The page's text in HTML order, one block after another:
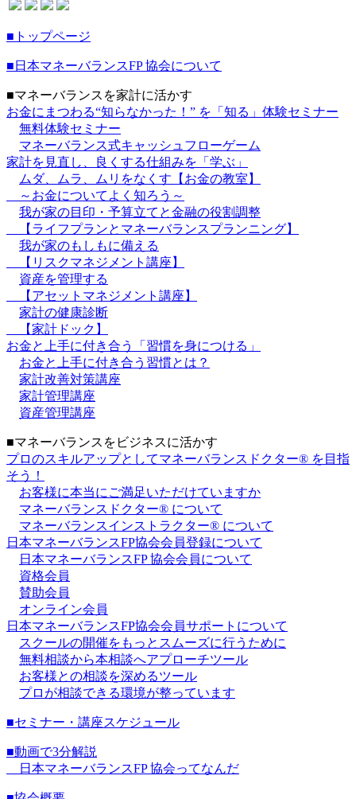
■トップページ
■日本マネーバランスFP 協会について
■マネーバランスを家計に活かす
お金にまつわる“知らなかった！” を「知る」体験セミナー
無料体験セミナー
マネーバランス式キャッシュフローゲーム
家計を見直し、良くする仕組みを「学ぶ」
ムダ、ムラ、ムリをなくす【お金の教室】
～お金についてよく知ろう～
我が家の目印・予算立てと金融の役割調整
【ライフプランとマネーバランスプランニング】
我が家のもしもに備える
【リスクマネジメント講座】
資産を管理する
【アセットマネジメント講座】
家計の健康診断
【家計ドック】
お金と上手に付き合う「習慣を身につける」
お金と上手に付き合う習慣とは？
家計改善対策講座
家計管理講座
資産管理講座
■マネーバランスをビジネスに活かす
プロのスキルアップとしてマネーバランスドクター® を目指
そう！
お客様に本当にご満足いただけていますか
マネーバランスドクター® について
マネーバランスインストラクター® について
日本マネーバランスFP協会会員登録について
日本マネーバランスFP 協会会員について
資格会員
賛助会員
オンライン会員
日本マネーバランスFP協会会員サポートについて
スクールの開催をもっとスムーズに行うために
無料相談から本相談へアプローチツール
お客様との相談を深めるツール
プロが相談できる環境が整っています
■セミナー・講座スケジュール
■動画で3分解説
日本マネーバランスFP 協会ってなんだ